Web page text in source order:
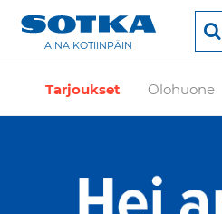
AINA KOTIINPÄIN
Tarjoukset Olohuone